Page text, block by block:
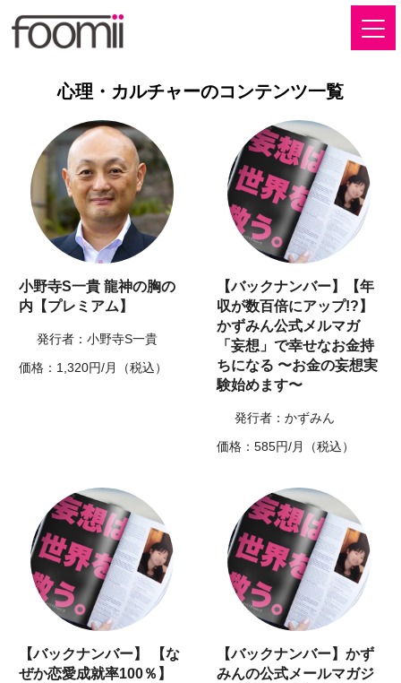
心理・カルチャーのコンテンツ一覧
小野寺S一貴 龍神の胸の
内【プレミアム】
発行者：小野寺S一貴
価格：1,320円/月（税込）
【バックナンバー】【年
収が数百倍にアップ!?】
かずみん公式メルマガ
「妄想」で幸せなお金持
ちになる 〜お金の妄想実
験始めます〜
発行者：かずみん
価格：585円/月（税込）
【バックナンバー】 【な
ぜか恋愛成就率100％】
【バックナンバー】かず
みんの公式メールマガジ